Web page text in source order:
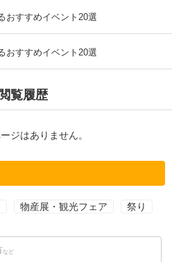
おすすめイベント20選
おすすめイベント20選
閲覧履歴
ジはありません。
物産展・観光フェア 祭り
など